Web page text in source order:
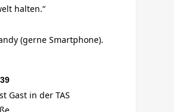
halten.“
(gerne Smartphone).
Gast in der TAS